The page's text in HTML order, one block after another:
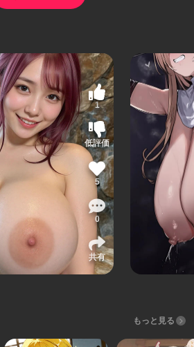
1
低評価
5
0
共有
もっと見る